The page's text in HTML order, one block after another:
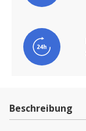
Beschreibung